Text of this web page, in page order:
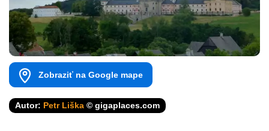
Zobraziť na Google mape
Autor: Petr Liška © gigaplaces.com